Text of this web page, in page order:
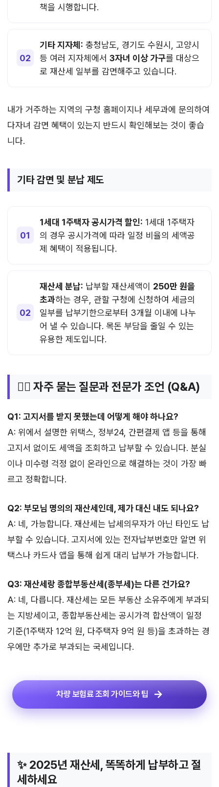
책을 시행합니다.
기타 지자체: 충청남도, 경기도 수원시, 고양시
등 여러 지자체에서 3자녀 이상 가구를 대상으
로 재산세 일부를 감면해주고 있습니다.
내가 거주하는 지역의 구청 홈페이지나 세무과에 문의하여
다자녀 감면 혜택이 있는지 반드시 확인해보는 것이 좋습
니다.
기타 감면 및 분납 제도
1세대 1주택자 공시가격 할인: 1세대 1주택자
의 경우 공시가격에 따라 일정 비율의 세액공
제 혜택이 적용됩니다.
재산세 분납: 납부할 재산세액이 250만 원을
초과하는 경우, 관할 구청에 신청하여 세금의
일부를 납부기한으로부터 3개월 이내에 나누
어 낼 수 있습니다. 목돈 부담을 줄일 수 있는
유용한 제도입니다.
🙋‍♂️ 자주 묻는 질문과 전문가 조언 (Q&A)
Q1: 고지서를 받지 못했는데 어떻게 해야 하나요?
A: 위에서 설명한 위택스, 정부24, 간편결제 앱 등을 통해
고지서 없이도 세액을 조회하고 납부할 수 있습니다. 분실
이나 미수령 걱정 없이 온라인으로 해결하는 것이 가장 빠
르고 정확합니다.
Q2: 부모님 명의의 재산세인데, 제가 대신 내도 되나요?
A: 네, 가능합니다. 재산세는 납세의무자가 아닌 타인도 납
부할 수 있습니다. 고지서에 있는 전자납부번호만 알면 위
택스나 카드사 앱을 통해 쉽게 대리 납부가 가능합니다.
Q3: 재산세랑 종합부동산세(종부세)는 다른 건가요?
A: 네, 다릅니다. 재산세는 모든 부동산 소유주에게 부과되
는 지방세이고, 종합부동산세는 공시가격 합산액이 일정
기준(1주택자 12억 원, 다주택자 9억 원 등)을 초과하는 경
우에만 추가로 부과되는 국세입니다.
차량 보험료 조회 가이드와 팁
✨ 2025년 재산세, 똑똑하게 납부하고 절
세하세요